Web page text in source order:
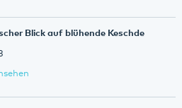
Blick auf blühende Keschde